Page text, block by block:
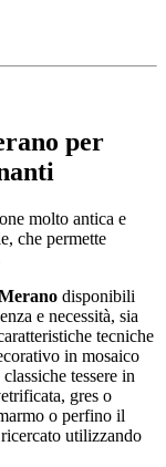
per
molto antica e
che permette
disponibili
e necessità, sia
tecniche
in mosaico
tessere in
gres o
o perfino il
utilizzando